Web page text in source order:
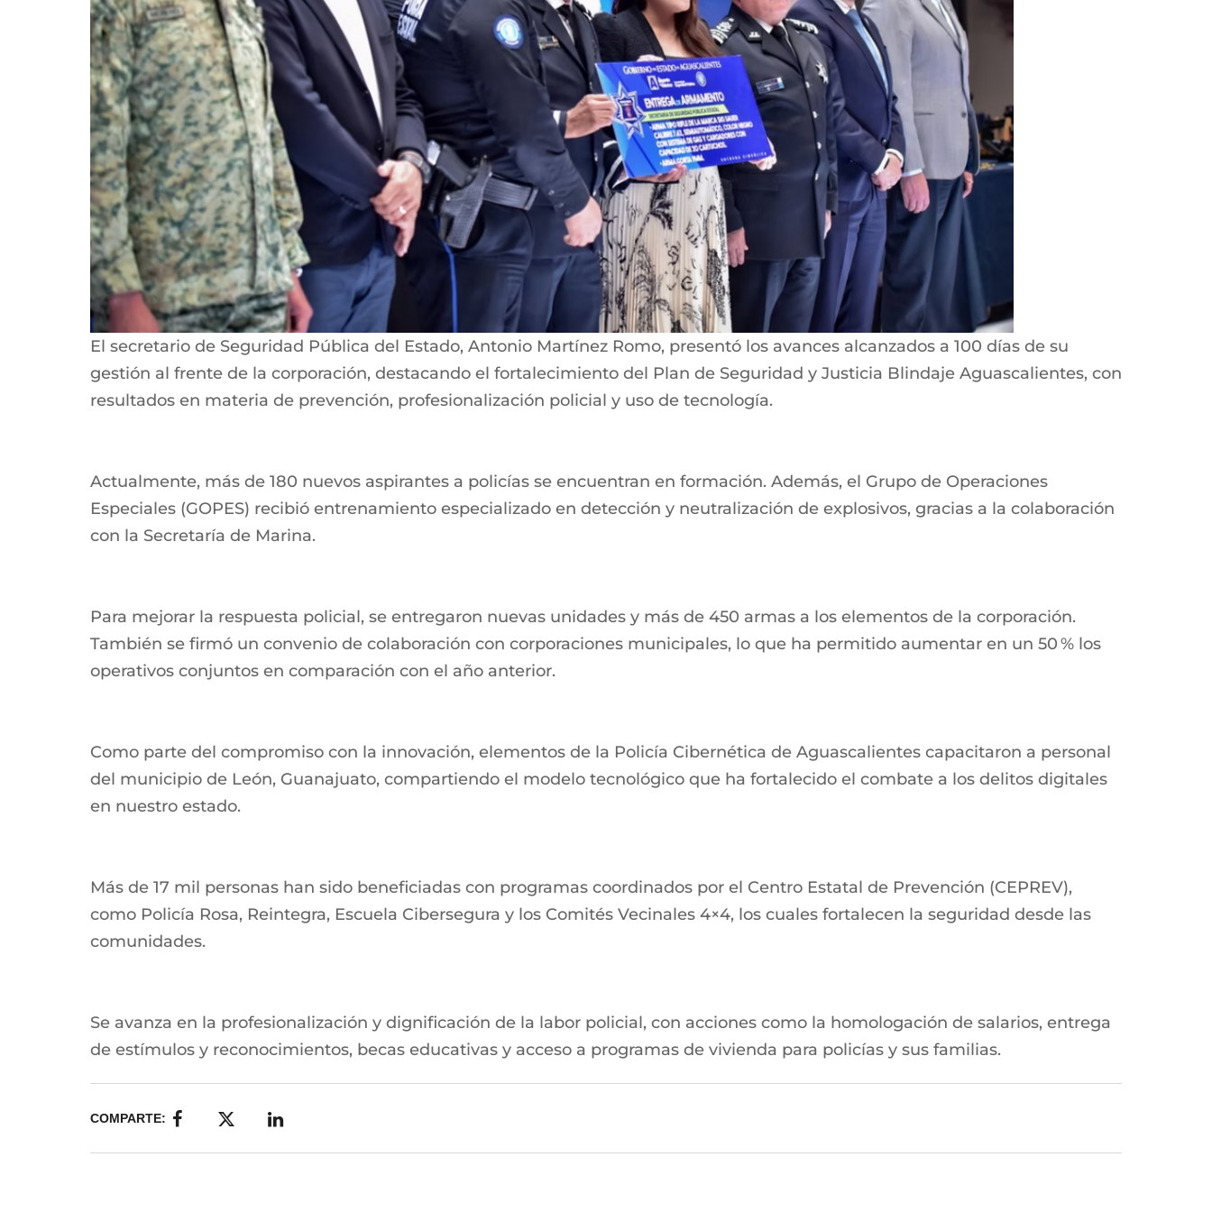
El secretario de Seguridad Pública del Estado, Antonio Martínez Romo, presentó los avances alcanzados a 100 días de su
gestión al frente de la corporación, destacando el fortalecimiento del Plan de Seguridad y Justicia Blindaje Aguascalientes, con
resultados en materia de prevención, profesionalización policial y uso de tecnología.
Actualmente, más de 180 nuevos aspirantes a policías se encuentran en formación. Además, el Grupo de Operaciones
Especiales (GOPES) recibió entrenamiento especializado en detección y neutralización de explosivos, gracias a la colaboración
con la Secretaría de Marina.
Para mejorar la respuesta policial, se entregaron nuevas unidades y más de 450 armas a los elementos de la corporación.
También se firmó un convenio de colaboración con corporaciones municipales, lo que ha permitido aumentar en un 50 % los
operativos conjuntos en comparación con el año anterior.
Como parte del compromiso con la innovación, elementos de la Policía Cibernética de Aguascalientes capacitaron a personal
del municipio de León, Guanajuato, compartiendo el modelo tecnológico que ha fortalecido el combate a los delitos digitales
en nuestro estado.
Más de 17 mil personas han sido beneficiadas con programas coordinados por el Centro Estatal de Prevención (CEPREV),
como Policía Rosa, Reintegra, Escuela Cibersegura y los Comités Vecinales 4×4, los cuales fortalecen la seguridad desde las
comunidades.
Se avanza en la profesionalización y dignificación de la labor policial, con acciones como la homologación de salarios, entrega
de estímulos y reconocimientos, becas educativas y acceso a programas de vivienda para policías y sus familias.
COMPARTE: